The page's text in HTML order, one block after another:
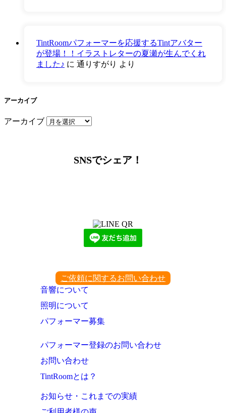
TintRoomパフォーマーを応援するTintアバター
が登場！！イラストレターの夏瀬が生んでくれ
ました♪ に 通りすがり より
アーカイブ
アーカイブ
SNSでシェア！
ご依頼に関するお問い合わせ
音響について
照明について
パフォーマー募集
パフォーマー登録のお問い合わせ
お問い合わせ
TintRoomとは？
お知らせ・これまでの実績